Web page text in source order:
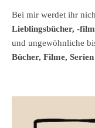
Bei mir werdet ihr
Lieblingsbücher, -
und ungewöhnliche
Bücher, Filme,